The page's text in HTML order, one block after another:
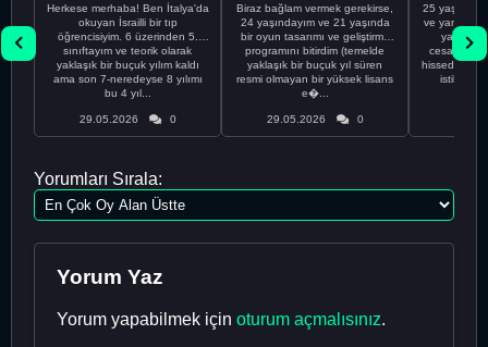
Herkese merhaba! Ben İtalya'da
okuyan İsrailli bir tıp
öğrencisiyim. 6 üzerinden 5.
sınıftayım ve teorik olarak
yaklaşık bir buçuk yılım kaldı
ama son 7-neredeyse 8 yılımı
bu 4 yıl...
29.05.2026 0
Biraz bağlam vermek gerekirse,
24 yaşındayım ve 21 yaşında
bir oyun tasarımı ve geliştirme
programını bitirdim (temelde
yaklaşık bir buçuk yıl süren
resmi olmayan bir yüksek lisans
e�...
29.05.2026 0
25
ve yanlış
cesaretimin
Yorumları Sırala:
Yorum Yaz
Yorum yapabilmek için oturum açmalısınız.